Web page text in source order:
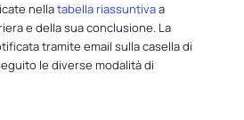
nellatabella riassuntivaa
e della sua conclusione. La
tramite email sulla casella di
le diverse modalità di